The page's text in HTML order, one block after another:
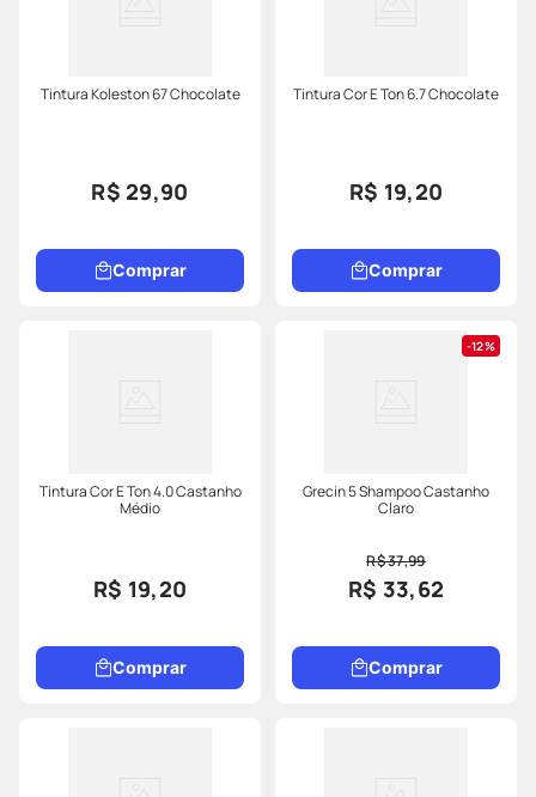
Tintura Koleston 67 Chocolate
R$ 29,90
Comprar
Tintura Cor E Ton 6.7 Chocolate
R$ 19,20
Comprar
Tintura Cor E Ton 4.0 Castanho
Médio
R$ 19,20
Comprar
12%
Grecin 5 Shampoo Castanho
Claro
R$ 37,99
R$ 33,62
Comprar